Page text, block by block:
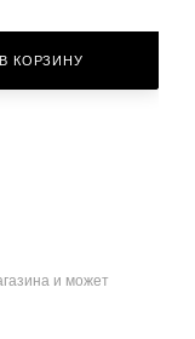
В КОРЗИНУ
и может